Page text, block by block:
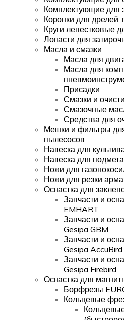
Комплектующие для
Коронки для
Круги лепестковые
Лопасти для
Масла и смазки
Масла для
Масла для
Присадки
Смазки и
Смазочные
Средства для
Мешки и фильтры
пылесосов
Навеска для
Навеска для
Ножи для
Ножи для резки
Оснастка для
Запчасти и
EMHART
Запчасти и
Gesipa GBM
Запчасти и
Gesipa AccuBird
Запчасти и
Gesipa Firebird
Оснастка для
Борфрезы
Кольцевые